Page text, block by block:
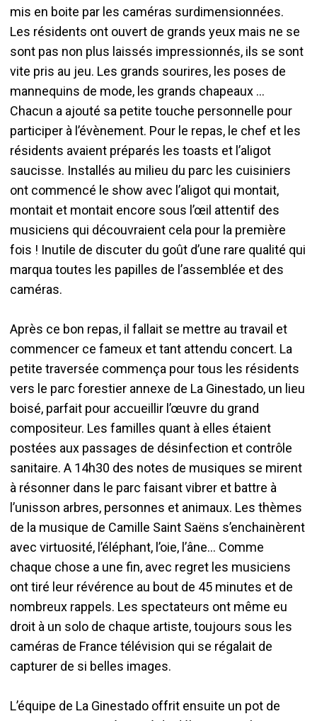
mis en boite par les caméras surdimensionnées.
Les résidents ont ouvert de grands yeux mais ne se
sont pas non plus laissés impressionnés, ils se sont
vite pris au jeu. Les grands sourires, les poses de
mannequins de mode, les grands chapeaux …
Chacun a ajouté sa petite touche personnelle pour
participer à l’évènement. Pour le repas, le chef et les
résidents avaient préparés les toasts et l’aligot
saucisse. Installés au milieu du parc les cuisiniers
ont commencé le show avec l’aligot qui montait,
montait et montait encore sous l’œil attentif des
musiciens qui découvraient cela pour la première
fois ! Inutile de discuter du goût d’une rare qualité qui
marqua toutes les papilles de l’assemblée et des
caméras.
Après ce bon repas, il fallait se mettre au travail et
commencer ce fameux et tant attendu concert. La
petite traversée commença pour tous les résidents
vers le parc forestier annexe de La Ginestado, un lieu
boisé, parfait pour accueillir l’œuvre du grand
compositeur. Les familles quant à elles étaient
postées aux passages de désinfection et contrôle
sanitaire. A 14h30 des notes de musiques se mirent
à résonner dans le parc faisant vibrer et battre à
l’unisson arbres, personnes et animaux. Les thèmes
de la musique de Camille Saint Saëns s’enchainèrent
avec virtuosité, l’éléphant, l’oie, l’âne… Comme
chaque chose a une fin, avec regret les musiciens
ont tiré leur révérence au bout de 45 minutes et de
nombreux rappels. Les spectateurs ont même eu
droit à un solo de chaque artiste, toujours sous les
caméras de France télévision qui se régalait de
capturer de si belles images.
L’équipe de La Ginestado offrit ensuite un pot de